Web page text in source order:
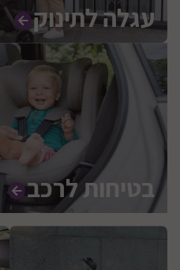
עגלה לתינוק
בטיחות לרכב